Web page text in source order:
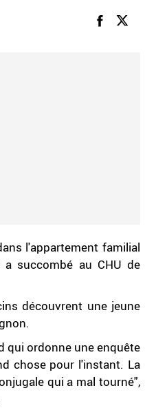
l'appartement familial
succombé au CHU de
découvrent une jeune
qui ordonne une enquête
chose pour l'instant. La
qui a mal tourné",